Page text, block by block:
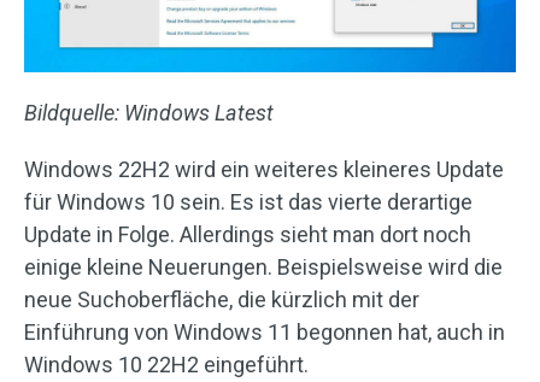
Bildquelle: Windows Latest
Windows 22H2 wird ein weiteres kleineres Update
für Windows 10 sein. Es ist das vierte derartige
Update in Folge. Allerdings sieht man dort noch
einige kleine Neuerungen. Beispielsweise wird die
neue Suchoberfläche, die kürzlich mit der
Einführung von Windows 11 begonnen hat, auch in
Windows 10 22H2 eingeführt.